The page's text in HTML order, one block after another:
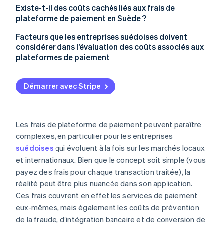
Stripe Sessions 2026
Découvrez comment Stripe construit l’infrastructure
Regarder la vidéo
Frais de conversion de devises
Frais de virement ou de règlement
Frais supplémentaires
Optimisez votre plateforme de paiement
Privilégiez les paiements locaux
Réduisez les remboursements et les contestations
de paiement
Surveillez vos frais
avantage
Influencez le comportement des clients
Existe-t-il des coûts cachés liés aux frais de
plateforme de paiement en Suède ?
Facteurs que les entreprises suédoises doivent
considérer dans l’évaluation des coûts associés aux
plateformes de paiement
Vos coûts de transaction réels
Paiements transfrontaliers
Préférences des consommateurs
Flexibilité de virement
Compatibilité à long terme
Transparence et accompagnement
Démarrer avec Stripe
Les frais de plateforme de paiement peuvent paraître
complexes, en particulier pour les entreprises
suédoises qui évoluent à la fois sur les marchés locaux
et internationaux. Bien que le concept soit simple (vous
payez des frais pour chaque transaction traitée), la
réalité peut être plus nuancée dans son application.
Ces frais couvrent en effet les services de paiement
eux-mêmes, mais également les coûts de prévention
de la fraude, d’intégration bancaire et de conversion de